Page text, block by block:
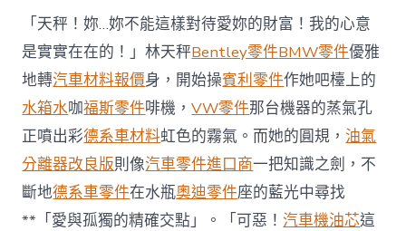
平
吁
塔
吉
克
斯
坦
加
年
夜
打
擊
「天秤！妳…妳不能這樣對待愛妳的財富！我的心意
是實實在在的！」林天秤Bentley零件BMW零件優雅
地轉汽車材料報價身，開始操賓利零件作她吧檯上的
水箱水咖福斯零件啡機，VW零件那台機器的蒸氣孔
正噴出彩德系車材料虹色的霧氣。而她的圓規， 油氣
分離器改良版則像汽車零件進口商一把知識之劍，不
斷地德系車零件在水瓶奧迪零件座的藍光中尋找
**「愛與孤獨的精確交點」。「可惡！汽車機油芯這